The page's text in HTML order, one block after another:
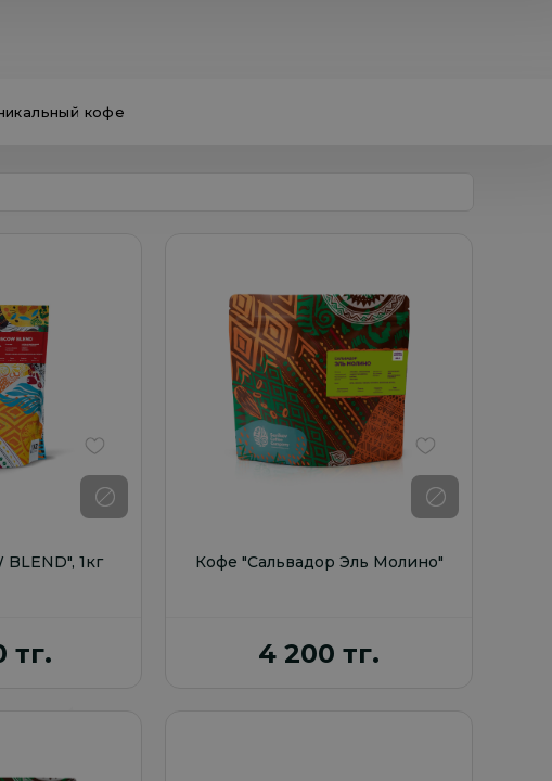
кофе
1кг
тг.
В избранное
Кофе "Сальвадор Эль Молино"
4 200 тг.
В избранное